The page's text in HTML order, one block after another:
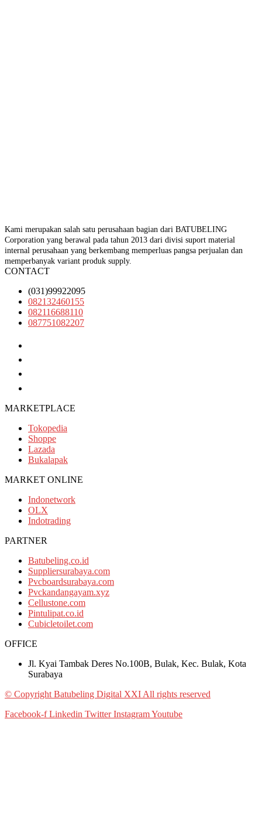
Kami merupakan salah satu perusahaan bagian dari BATUBELING
Corporation yang berawal pada tahun 2013 dari divisi suport material
internal perusahaan yang berkembang memperluas pangsa perjualan dan
memperbanyak variant produk supply.
CONTACT
(031)99922095
082132460155
082116688110
087751082207
MARKETPLACE
Tokopedia
Shoppe
Lazada
Bukalapak
MARKET ONLINE
Indonetwork
OLX
Indotrading
PARTNER
Batubeling.co.id
Suppliersurabaya.com
Pvcboardsurabaya.com
Pvckandangayam.xyz
Cellustone.com
Pintulipat.co.id
Cubicletoilet.com
OFFICE
Jl. Kyai Tambak Deres No.100B, Bulak, Kec. Bulak, Kota
Surabaya
© Copyright Batubeling Digital XXI All rights reserved
Facebook-f Linkedin Twitter InstagramYoutube